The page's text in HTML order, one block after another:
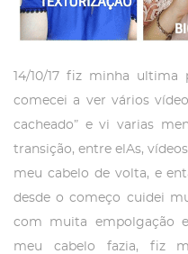
14/10/17 fiz minha ultima
comecei a ver vários
cacheado” e vi varias
transição, entre elAs,
meu cabelo de volta, e
desde o começo cuidei
com muita empolgação
meu cabelo fazia, fiz